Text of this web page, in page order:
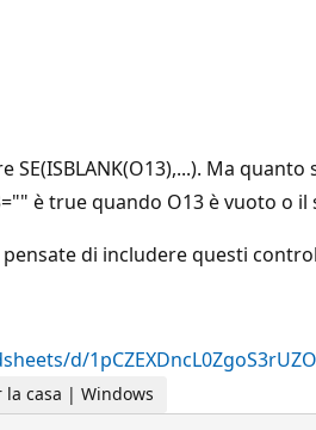
Ma
è true quando O13 è vuoto o
pensate di includere questi
d/
la casa | Windows